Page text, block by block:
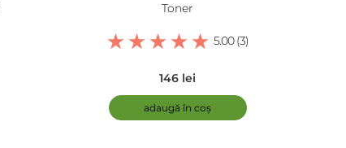
Toner
5.00 (3)
146 lei
adaugă în coș